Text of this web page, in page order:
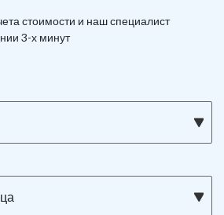
стоимости и нашспециалист
3-х минут